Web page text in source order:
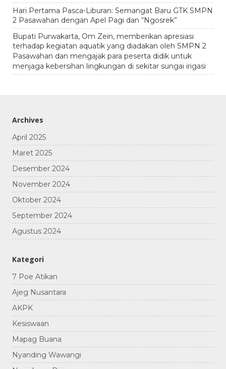
Hari Pertama Pasca-Liburan: Semangat Baru GTK SMPN
2 Pasawahan dengan Apel Pagi dan “Ngosrek”
Bupati Purwakarta, Om Zein, memberikan apresiasi
terhadap kegiatan aquatik yang diadakan oleh SMPN 2
Pasawahan dan mengajak para peserta didik untuk
menjaga kebersihan lingkungan di sekitar sungai irigasi
Archives
April 2025
Maret 2025
Desember 2024
November 2024
Oktober 2024
September 2024
Agustus 2024
Kategori
7 Poe Atikan
Ajeg Nusantara
AKPK
Kesiswaan
Mapag Buana
Nyanding Wawangi